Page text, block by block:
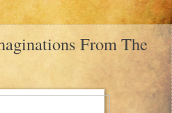
From The